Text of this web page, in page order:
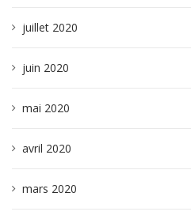
juillet 2020
juin 2020
mai 2020
avril 2020
mars 2020